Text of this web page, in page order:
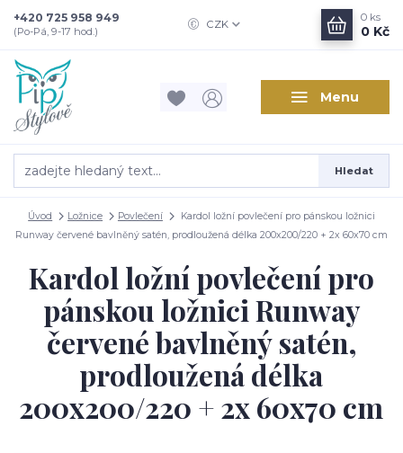
Menu
CZK
Hledat
+420 725 958 949
(Po-Pá, 9-17 hod.)
0 ks
0 Kč
Úvod Ložnice Povlečení
Kardol ložní povlečení pro pánskou ložnici
Runway červené bavlněný satén, prodloužená délka 200x200/220 + 2x 60x70 cm
Kardol ložní povlečení pro
pánskou ložnici Runway
červené bavlněný satén,
prodloužená délka
200x200/220 + 2x 60x70 cm